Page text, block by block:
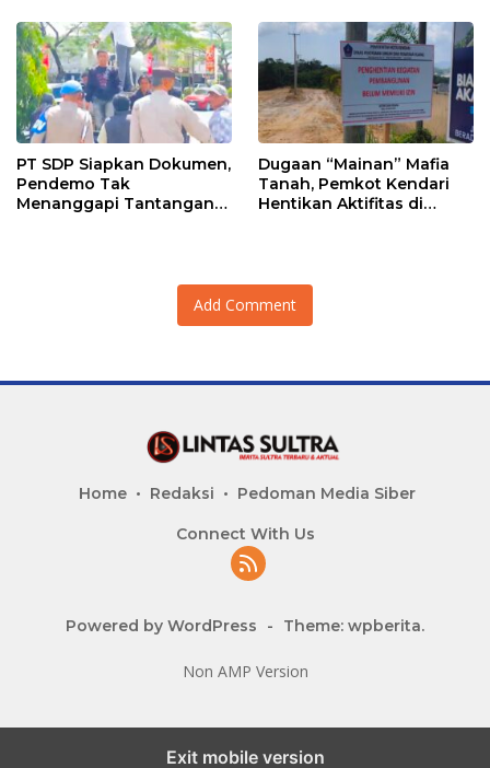
PT SDP Siapkan Dokumen,
Pendemo Tak
Menanggapi Tantangan
Dugaan “Mainan” Mafia
Tanah, Pemkot Kendari
Hentikan Aktifitas di
Add Comment
Home Redaksi Pedoman Media Siber
Connect With Us
Powered by WordPress - Theme: wpberita.
Non AMP Version
Exit mobile version